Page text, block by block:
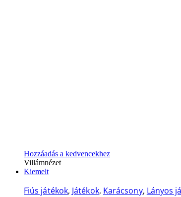
Hozzáadás a kedvencekhez
Villámnézet
Kiemelt
Fiús játékok, Játékok, Karácsony, Lányos